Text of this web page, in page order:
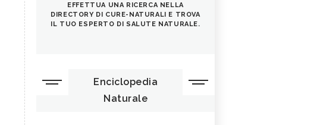
EFFETTUA UNA RICERCA NELLA
DIRECTORY DI CURE-NATURALI E TROVA
IL TUO ESPERTO DI SALUTE NATURALE.
Enciclopedia
Naturale